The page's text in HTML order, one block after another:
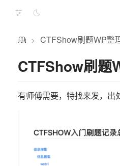
> CTFShow刷题WP整
CTFShow刷题
有师傅需要，特找来发，出